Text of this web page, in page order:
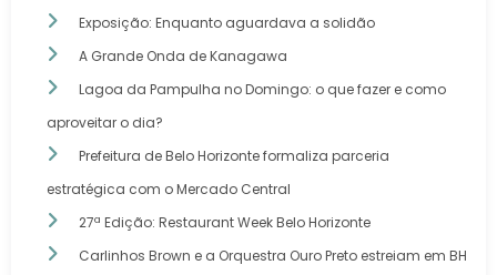
Exposição: Enquanto aguardava a solidão
A Grande Onda de Kanagawa
Lagoa da Pampulha no Domingo: o que fazer e como
aproveitar o dia?
Prefeitura de Belo Horizonte formaliza parceria
estratégica com o Mercado Central
27ª Edição: Restaurant Week Belo Horizonte
Carlinhos Brown e a Orquestra Ouro Preto estreiam em BH